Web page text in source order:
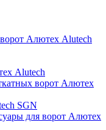
Алютех Alutech
Alutech
ворот Алютех
SGN
для ворот Алютех